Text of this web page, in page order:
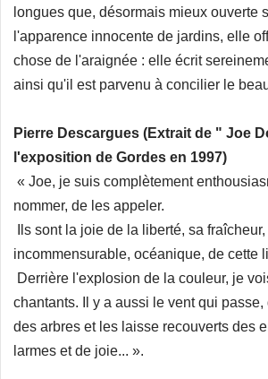
longues que, désormais mieux ouverte
l'apparence innocente de jardins, elle
chose de l'araignée : elle écrit
ainsi qu'il est parvenu à concilier le
Pierre Descargues (Extrait de " Joe
l'exposition de Gordes en 1997)
« Joe, je suis complètement
nommer, de les appeler.
Ils sont la joie de la liberté, sa
incommensurable, océanique, de cette
Derrière l'explosion de la couleur, je
chantants. Il y a aussi le vent qui
des arbres et les laisse recouverts des
larmes et de joie... ».